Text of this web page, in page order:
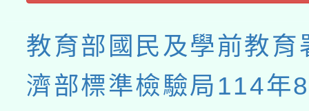
教育部國民及學前教育
濟部標準檢驗局114年